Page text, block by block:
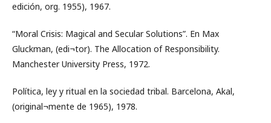
edición, org. 1955), 1967.
“Moral Crisis: Magical and Secular Solutions”. En Max
Gluckman, (edi¬tor). The Allocation of Responsibility.
Manchester University Press, 1972.
Política, ley y ritual en la sociedad tribal. Barcelona, Akal,
(original¬mente de 1965), 1978.